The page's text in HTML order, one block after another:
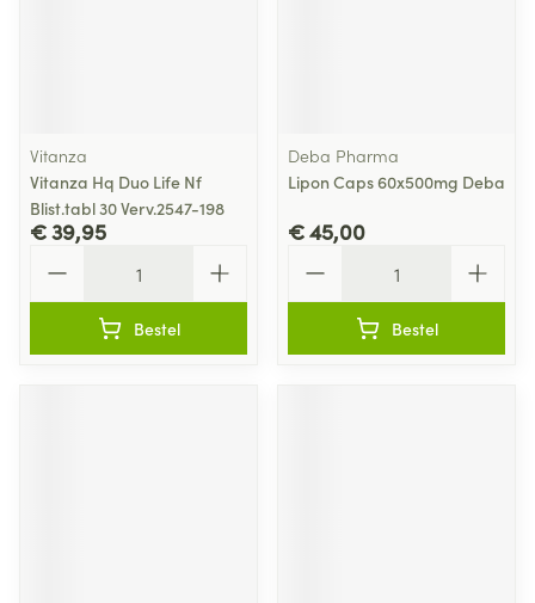
Vitanza
Vitanza Hq Duo Life Nf
Blist.tabl 30 Verv.2547-198
€ 39,95
Bestel
Deba Pharma
Lipon Caps 60x500mg Deba
€ 45,00
Bestel